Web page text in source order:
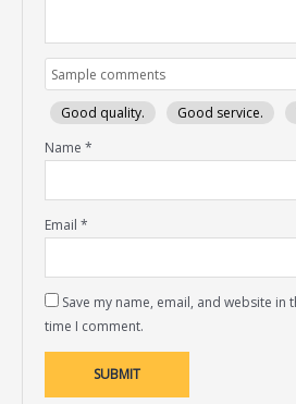
Good quality. Good service.
Name*
Email*
Save my name, email, and website
time I comment.